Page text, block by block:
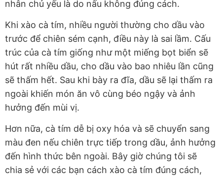
nhân chủ yếu là do nấu không đúng cách.
Khi xào cà tím, nhiều người thường cho dầu vào
trước để chiên sém cạnh, điều này là sai lầm. Cấu
trúc của cà tím giống như một miếng bọt biển sẽ
hút rất nhiều dầu, cho dầu vào bao nhiêu lần cũng
sẽ thấm hết. Sau khi bày ra đĩa, dầu sẽ lại thấm ra
ngoài khiến món ăn vô cùng béo ngậy và ảnh
hưởng đến mùi vị.
Hơn nữa, cà tím dễ bị oxy hóa và sẽ chuyển sang
màu đen nếu chiên trực tiếp trong dầu, ảnh hưởng
đến hình thức bên ngoài. Bây giờ chúng tôi sẽ
chia sẻ với các bạn cách xào cà tím đúng cách,